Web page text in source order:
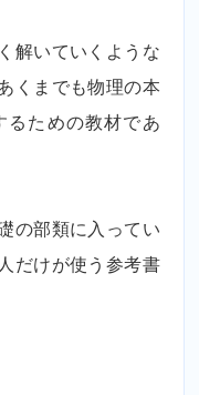
解いていくような
くまでも物理の本
るための教材であ
の部類に入ってい
だけが使う参考書